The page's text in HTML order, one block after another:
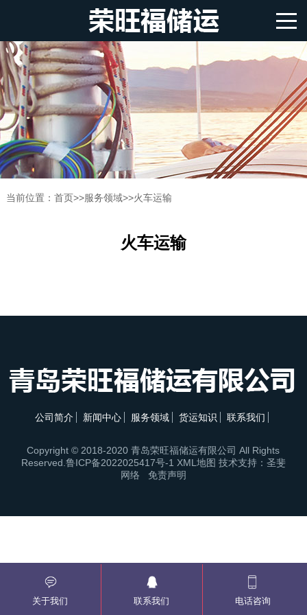
当前位置： 首页>>服务领域>>火车运输
火车运输
公司简介 新闻中心 服务领域 货运知识 联系我们
Copyright © 2018-2020 青岛荣旺福储运有限公司 All Rights
Reserved. 鲁ICP备2022025417号-1 XML地图 技术支持：圣斐
网络
免责声明
关于我们 联系我们 电话咨询